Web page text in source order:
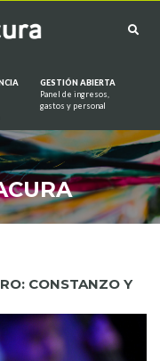
GESTIÓN ABIERTA
Panel de ingresos,
gastos y personal
CONSTANZO Y